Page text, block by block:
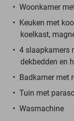
Woonkamer
Keuken met
koelkast,
4 slaapkamers
dekbedden en
Badkamer met
Tuin met
Wasmachine